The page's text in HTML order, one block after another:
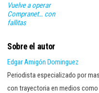
Vuelve a operar
Compranet… con
fallitas
Sobre el autor
Edgar Amigón Dominguez
Periodista especializado por
con trayectoria en medios como